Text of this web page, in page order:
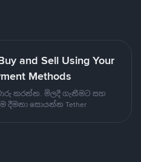
and Sell Using Your
Methods
කරන්න. මිලදී ගැනීමට සහ
සොයන්න Tether